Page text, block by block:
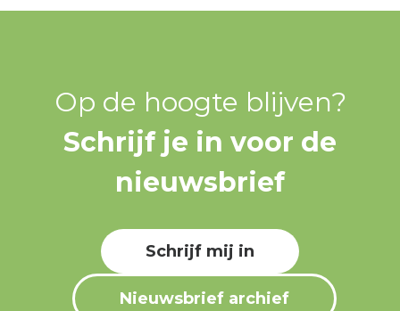
Op de hoogte blijven?
Schrijf je in voor de
nieuwsbrief
Schrijf mij in
Nieuwsbrief archief